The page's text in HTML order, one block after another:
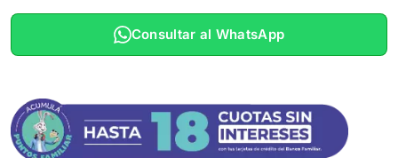
Consultar al WhatsApp